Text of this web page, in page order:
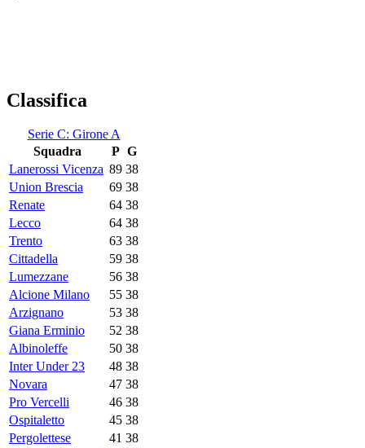
Classifica
Serie C: Girone A
Squadra
P G
Lanerossi Vicenza 89 38
Union Brescia
69 38
Renate
64 38
Lecco
64 38
Trento
63 38
Cittadella
59 38
Lumezzane
56 38
Alcione Milano
55 38
Arzignano
53 38
Giana Erminio
52 38
Albinoleffe
50 38
Inter Under 23
48 38
Novara
47 38
Pro Vercelli
46 38
Ospitaletto
45 38
Pergolettese
41 38